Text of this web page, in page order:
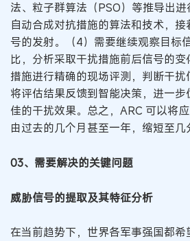
法、粒子群算法（PSO）等推导出进
自动合成对抗措施的算法和技术，
号的发射。（4）需要继续观察目标
比，分析采取干扰措施前后信号的
措施进行精确的现场评测，判断干
将评估结果反馈到智能决策，进一
佳的干扰效果。总之，ARC 可以将
由过去的几个月甚至一年，缩短至几
03、需要解决的关键问题
威胁信号的提取及其特征分析
在当前趋势下，世界各军事强国都